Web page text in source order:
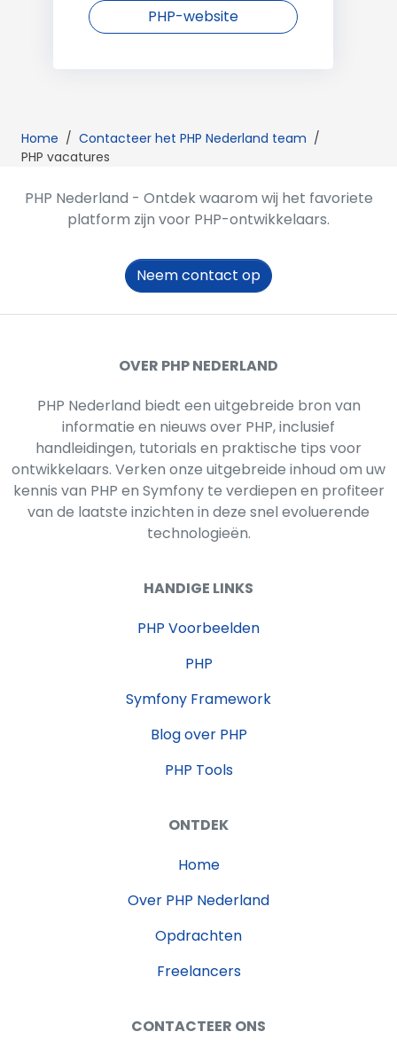
PHP-website
Home / Contacteer het PHP Nederland team /
PHP vacatures
PHP Nederland - Ontdek waarom wij het favoriete
platform zijn voor PHP-ontwikkelaars.
Neem contact op
OVER PHP NEDERLAND
PHP Nederland biedt een uitgebreide bron van
informatie en nieuws over PHP, inclusief
handleidingen, tutorials en praktische tips voor
ontwikkelaars. Verken onze uitgebreide inhoud om uw
kennis van PHP en Symfony te verdiepen en profiteer
van de laatste inzichten in deze snel evoluerende
technologieën.
HANDIGE LINKS
PHP Voorbeelden
PHP
Symfony Framework
Blog over PHP
PHP Tools
ONTDEK
Home
Over PHP Nederland
Opdrachten
Freelancers
CONTACTEER ONS